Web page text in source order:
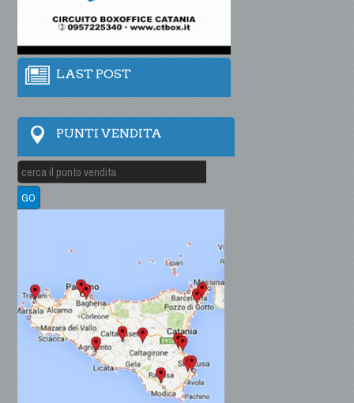
LAST POST
PUNTI VENDITA